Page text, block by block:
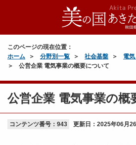
このページの現在位置：
ホーム
分野別一覧 社会基盤 電
公営企業 電気事業の概要について
公営企業 電気事業の概
コンテンツ番号：943 更新日： 2025年06月